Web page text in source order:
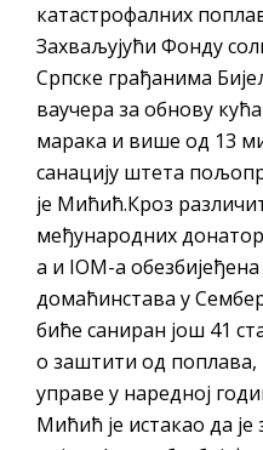
катастрофалних
Захваљујући Фонду
Српске грађанима
ваучера за обнову
марака и више од 13
санацију штета
је Мићић.Кроз
међународних
а и IOM-а
домаћинстава у
биће саниран још 41
о заштити од поплава,
управе у наредној
Мићић је истакао да